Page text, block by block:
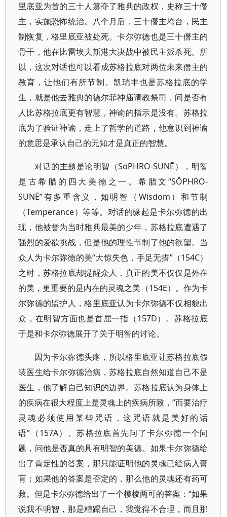
里底亚为首的三十人篡夺了雅典的政权，史称三十僭
主，实施恐怖统治。八个月后，三十僭主垮台，民主
制恢复，格里底亚被处死。卡尔弥德也是三十僭主的
骨干，他在比雷埃夫斯港大决战中被民主派杀死。所
以，这次对话也可以看成苏格拉底对两位未来僭主的
教育，让他们有所节制。凯瑞丰也是苏格拉底的学
生，就是他去雅典的德尔菲神庙请教祭司，问是否有
人比苏格拉底更有智慧，神谕的指示是没有。苏格拉
底为了验证神谕，走上了哲学的道路，他意识到神谕
的意思是承认自己的无知才是真正的智慧。
对话的主题是论明智（SōPHRO-SUNĒ），明智
是古希腊的四大美德之一。希腊文“SŌPHRO-
SUNĒ”有多重含义，如明智（Wisdom）和节制
（Temperance）等等。对话的缘起是卡尔弥德的出
现，他被誉为当时雅典最美的少年，苏格拉底遭遇了
强烈的爱欲挑战，但是他的理性节制了他的欲望。当
众人为卡尔弥德的美“大惊失色，手足无措”（154C）
之时，苏格拉底却提醒众人，真正的美不仅仅是外在
的美，更重要的是内在的灵魂之美（154E）。作为卡
尔弥德的监护人，格里底亚认为卡尔弥德不仅相貌出
众，在明智方面也是首屈一指（157D）。苏格拉底
于是和卡尔弥德展开了关于明智的讨论。
因为卡尔弥德头疼，所以格里底亚让苏格拉底假
装医生给卡尔弥德治病，苏格拉底自然知道自己不是
医生，他了解自己知识的边界。苏格拉底认为身体上
的疾病在很大程度上是灵魂上的疾病所致，“而要治疗
灵魂必须使用某些咒语，这咒语就是美好的话
语”（157A）。苏格拉底首先问了卡尔弥德一个问
题，问他是否真的具有明智的美德。如果卡尔弥德给
出了肯定性的答案，那只能证明他的灵魂已经病入膏
肓；如果他的答案是否定的，那么他的灵魂还有药可
救。但是卡尔弥德给出了一个模棱两可的答案：“如果
说我不明智，那是糟蹋自己，我觉得不合理，而且那